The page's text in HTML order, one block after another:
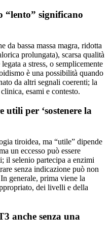
“lento” significano
da bassa massa magra, ridotta
prolungata), scarsa qualità
a stress, o semplicemente
è una possibilità quando
da altri segnali coerenti; la
esami e contesto.
utili per ‘sostenere la
tiroidea, ma “utile” dipende
un eccesso può essere
il selenio partecipa a enzimi
senza indicazione può non
generale, prima viene la
dei livelli e della
anche senza una